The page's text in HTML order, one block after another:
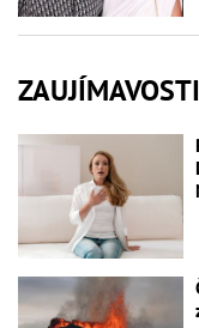
ZAUJÍMAVOSTI